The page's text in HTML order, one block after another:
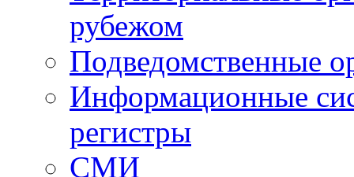
рубежом
Подведомственные
Информационные
регистры
СМИ